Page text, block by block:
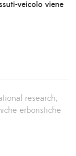
veicolo viene
research
erboristiche